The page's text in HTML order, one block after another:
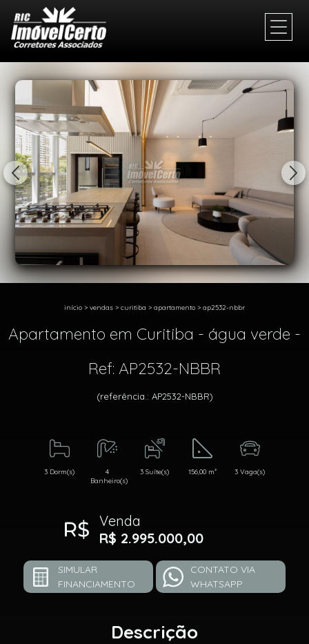
início > vendas > curitiba > apartamento > ap2532-nbbr
Apartamento em Curitiba - água verde -
Ref: AP2532-NBBR
(referência.: AP2532-NBBR)
3 Dorm(s)
4
Banheiro(s)
3 Suíte(s) 156,00 m² 3 Vaga(s)
Venda
R$ 2.995.000,00
SIMULAR
FINANCIAMENTO
CONTATO VIA
WHATSAPP
Descrição